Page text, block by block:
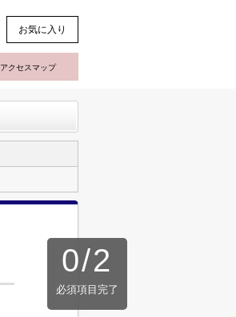
お気に入り
アクセスマップ
0/2
必須項目完了